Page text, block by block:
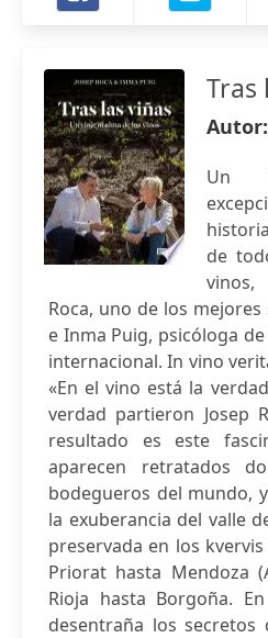
Tras
Autor:
Un
de
Roca, uno de los
e Inma Puig, psicóloga
internacional. In vino
«En el vino está la
verdad partieron Josep
resultado es este
aparecen retratados
bodegueros del mundo,
la exuberancia del valle
preservada en los
Priorat hasta Mendoza
Rioja hasta Borgoña.
desentraña los